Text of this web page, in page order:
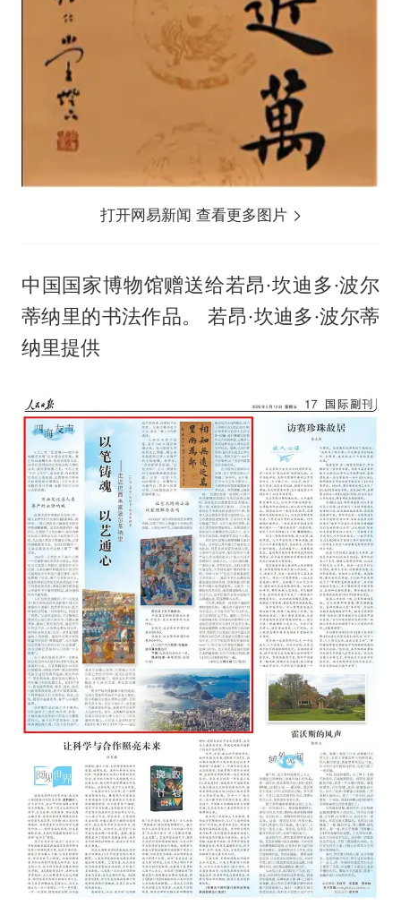
打开网易新闻 查看更多图片
中国国家博物馆赠送给若昂·坎迪多·波尔
蒂纳里的书法作品。 若昂·坎迪多·波尔蒂
纳里提供